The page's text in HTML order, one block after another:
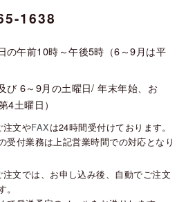
1638
の午前10時～午後5時（6～9月は平
6～9月の土曜日/ 年末年始、お
4土曜日）
注文やFAXは24時間受付けております。
受付業務は上記営業時間での対応となり
文では、お申し込み後、自動でご注文